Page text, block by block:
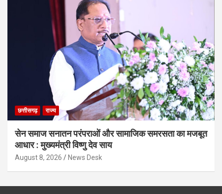
छत्तीसगढ़ राज्य
सेन समाज सनातन परंपराओं और सामाजिक समरसता का मजबूत
आधार : मुख्यमंत्री विष्णु देव साय
August 8, 2026 News Desk